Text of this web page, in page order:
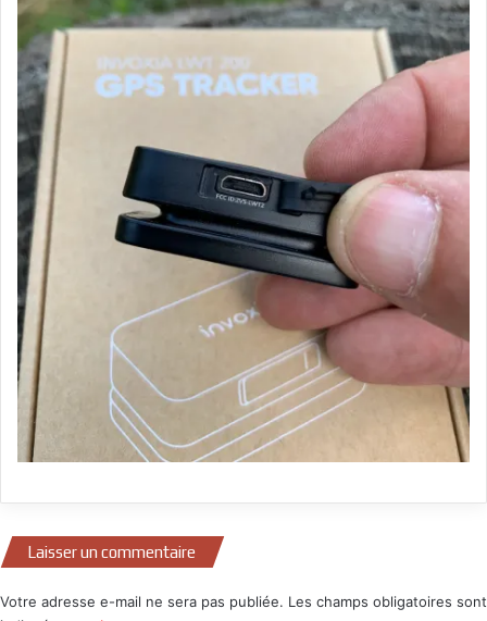
Laisser un commentaire
Votre adresse e-mail ne sera pas publiée. Les champs obligatoires sont